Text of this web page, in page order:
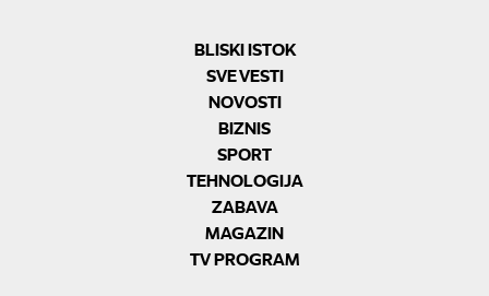
BLISKI ISTOK
SVE VESTI
NOVOSTI
BIZNIS
SPORT
TEHNOLOGIJA
ZABAVA
MAGAZIN
TV PROGRAM